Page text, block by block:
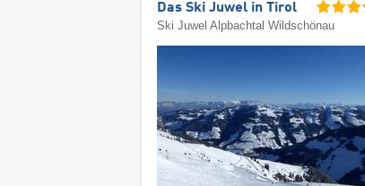
Das Ski Juwel in Tirol
Ski Juwel Alpbachtal Wildschönau